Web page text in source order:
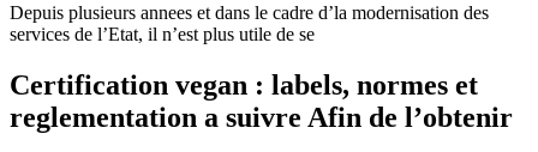
Depuis plusieurs annees et dans le cadre d’la modernisation des
services de l’Etat, il n’est plus utile de se
Certification vegan : labels, normes et
reglementation a suivre Afin de l’obtenir